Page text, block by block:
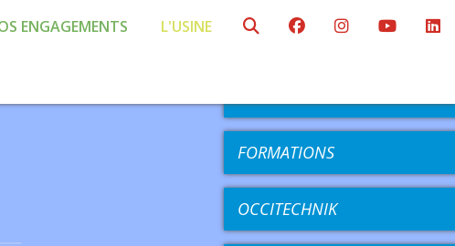
ENGAGEMENTS L'USINE
AGENDA
FORMATIONS
OCCITECHNIK